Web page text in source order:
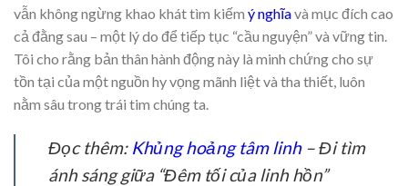
vẫn không ngừng khao khát tìm kiếm ý nghĩavà mục đích cao
cả đằng sau – một lý do để tiếp tục “cầu nguyện” và vững tin.
Tôi cho rằng bản thân hành động này là minh chứng cho sự
tồn tại của một nguồn hy vọng mãnh liệt và tha thiết, luôn
nằm sâu trong trái tim chúng ta.
Đọc thêm: Khủng hoảng tâm linh– Đi tìm
ánh sáng giữa “Đêm tối của linh hồn”